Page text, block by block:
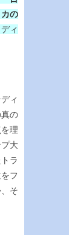
の
ィ
ィ
の
理
大
ラ
フ
そ